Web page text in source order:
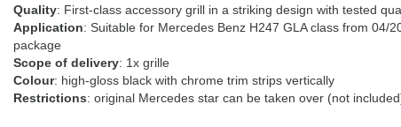
Quality: First-class accessory grill in a striking design with tested
Application: Suitable for Mercedes Benz H247 GLA class from 04/
package
Scope of delivery: 1x grille
Colour: high-gloss black with chrome trim strips vertically
Restrictions: original Mercedes star can be taken over (not